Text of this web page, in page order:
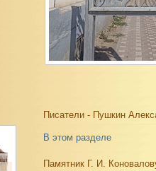
Писатели - Пушкин
В этом разделе
Памятник Г. И.